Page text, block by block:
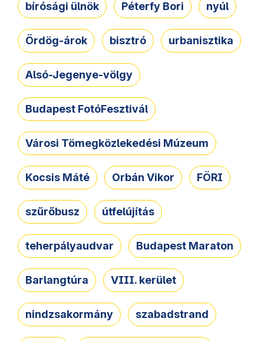
bírósági ülnök Péterfy Bori nyúl
Ördög-árok bisztró urbanisztika
Alsó-Jegenye-völgy
Budapest FotóFesztivál
Városi Tömegközlekedési Múzeum
Kocsis Máté Orbán Vikor FÖRI
szűrőbusz útfelújítás
teherpályaudvar Budapest Maraton
Barlangtúra VIII. kerület
nindzsakormány szabadstrand